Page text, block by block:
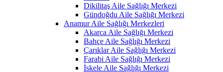
Dikilitaş Aile Sağlığı Merkezi
Gündoğdu Aile Sağlığı Merkezi
Anamur Aile Sağlığı Merkezleri
Akarca Aile Sağlığı Merkezi
Bahçe Aile Sağlığı Merkezi
Çarıklar Aile Sağlığı Merkezi
Farabi Aile Sağlığı Merkezi
İskele Aile Sağlığı Merkezi